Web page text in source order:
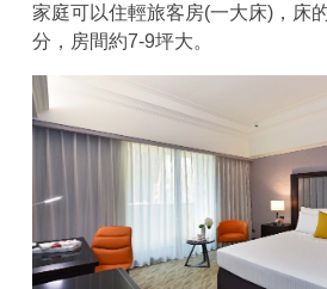
家庭可以住輕旅客房(一大床)，床
分，房間約7-9坪大。